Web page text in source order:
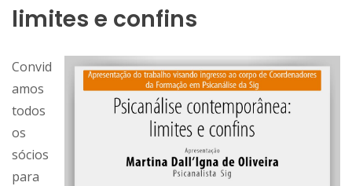
limites e confins
Convid
amos
todos
os
sócios
para